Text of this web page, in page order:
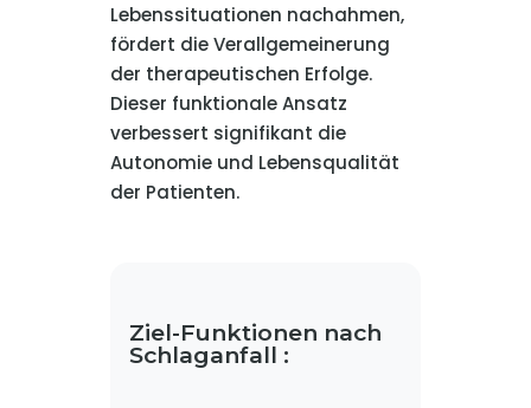
Lebenssituationen nachahmen,
fördert die Verallgemeinerung
der therapeutischen Erfolge.
Dieser funktionale Ansatz
verbessert signifikant die
Autonomie und Lebensqualität
der Patienten.
Ziel-Funktionen nach
Schlaganfall :